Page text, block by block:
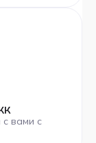
с вами с